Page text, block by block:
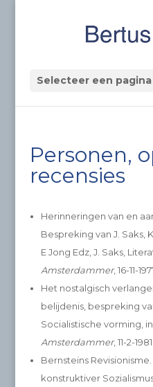
Selecteer een pagina
Personen,
recensies
Herinneringen van en
Bespreking van J. Saks,
E Jong Edz, J. Saks,
Amsterdammer, 16-11-
Het nostalgisch
belijdenis, bespreking
Socialistische vorming,
Amsterdammer, 11-2-1981.
Bernsteins
konstruktiver Sozialismus,